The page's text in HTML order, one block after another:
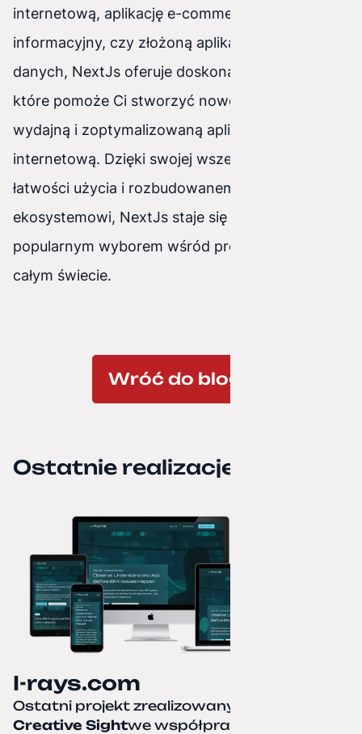
internetową, aplikację e-commerce, portal
informacyjny, czy złożoną aplikację opartą na
danych, NextJs oferuje doskonałe rozwiązanie,
które pomoże Ci stworzyć nowoczesną,
wydajną i zoptymalizowaną aplikację
internetową. Dzięki swojej wszechstronności,
łatwości użycia i rozbudowanemu
ekosystemowi, NextJs staje się coraz bardziej
popularnym wyborem wśród programistów na
całym świecie.
Wróć do bloga
Ostatnie realizacje
I-rays.com
Ostatni projekt zrealizowany przez
Creative Sightwe współpracy z naszym